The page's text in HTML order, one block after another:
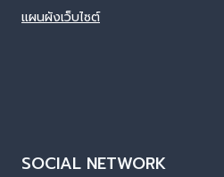
แผนผังเว็บไซต์
SOCIAL NETWORK